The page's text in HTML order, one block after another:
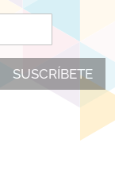
SUSCRÍBETE